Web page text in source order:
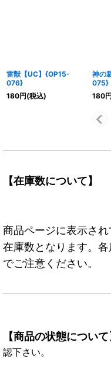
雷獣【UC】{OP15-
076}
180円(税込)
神の
075}
180円
【在庫数について】
商品ページに表示さ
在庫数となります。
でご注意ください。
【商品の状態について
認下さい。